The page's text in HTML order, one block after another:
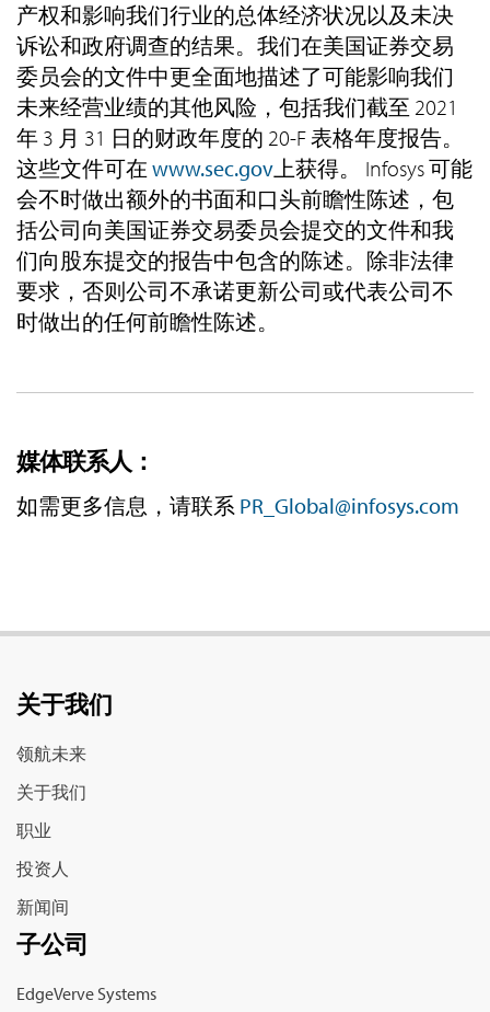
产权和影响我们行业的总体经济状况以及未决
诉讼和政府调查的结果。我们在美国证券交易
委员会的文件中更全面地描述了可能影响我们
未来经营业绩的其他风险，包括我们截至 2021
年 3 月 31 日的财政年度的 20-F 表格年度报告。
这些文件可在 www.sec.gov上获得。 Infosys 可能
会不时做出额外的书面和口头前瞻性陈述，包
括公司向美国证券交易委员会提交的文件和我
们向股东提交的报告中包含的陈述。除非法律
要求，否则公司不承诺更新公司或代表公司不
时做出的任何前瞻性陈述。
媒体联系人：
如需更多信息，请联系 PR_Global@infosys.com
关于我们
领航未来
关于我们
职业
投资人
新闻间
子公司
EdgeVerve Systems